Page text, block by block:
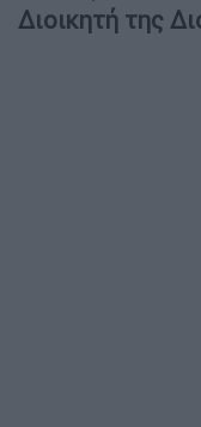
Διοικητή της